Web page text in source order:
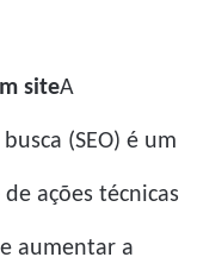
siteA
(SEO) é um
ações técnicas
aumentar a